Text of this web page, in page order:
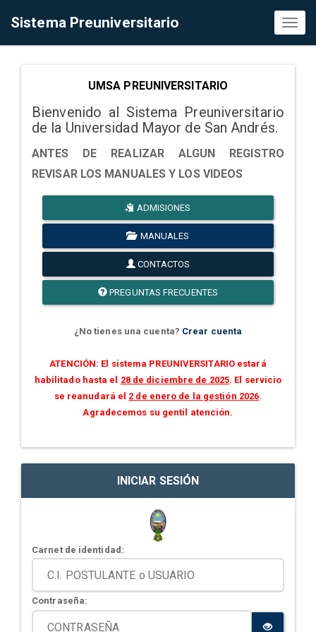
Sistema Preuniversitario
UMSA PREUNIVERSITARIO
Bienvenido al Sistema Preuniversitario
de la Universidad Mayor de San Andrés.
ANTES DE REALIZAR ALGUN REGISTRO
REVISAR LOS MANUALES Y LOS VIDEOS
ADMISIONES
MANUALES
CONTACTOS
PREGUNTAS FRECUENTES
¿No tienes una cuenta? Crear cuenta
ATENCIÓN: El sistema PREUNIVERSITARIO estará
habilitado hasta el 28 de diciembre de 2025. El servicio
se reanudará el 2 de enero de la gestión 2026.
Agradecemos su gentil atención.
INICIAR SESIÓN
Carnet de identidad:
Contraseña: